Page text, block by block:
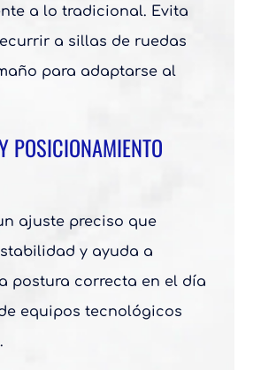
a lo tradicional. Evita
a sillas de ruedas
para adaptarse al
POSICIONAMIENTO
ajuste preciso que
y ayuda a
postura correcta en el día
equipos tecnológicos